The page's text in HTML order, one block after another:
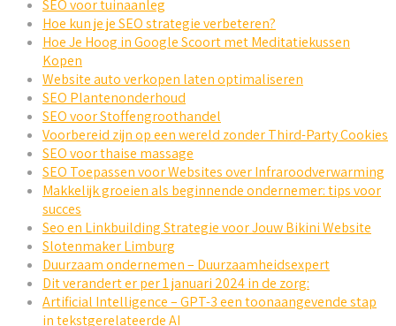
SEO voor tuinaanleg
Hoe kun je je SEO strategie verbeteren?
Hoe Je Hoog in Google Scoort met Meditatiekussen
Kopen
Website auto verkopen laten optimaliseren
SEO Plantenonderhoud
SEO voor Stoffengroothandel
Voorbereid zijn op een wereld zonder Third-Party Cookies
SEO voor thaise massage
SEO Toepassen voor Websites over Infraroodverwarming
Makkelijk groeien als beginnende ondernemer: tips voor
succes
Seo en Linkbuilding Strategie voor Jouw Bikini Website
Slotenmaker Limburg
Duurzaam ondernemen – Duurzaamheidsexpert
Dit verandert er per 1 januari 2024 in de zorg:
Artificial Intelligence – GPT-3 een toonaangevende stap
in tekstgerelateerde AI